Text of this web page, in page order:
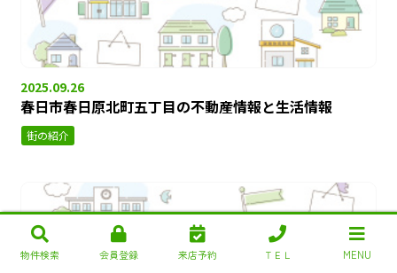
物件検索 会員登録 来店予約 ＴＥＬ MENU
2025.09.26
春日市春日原北町五丁目の不動産情報と生活情報
街の紹介